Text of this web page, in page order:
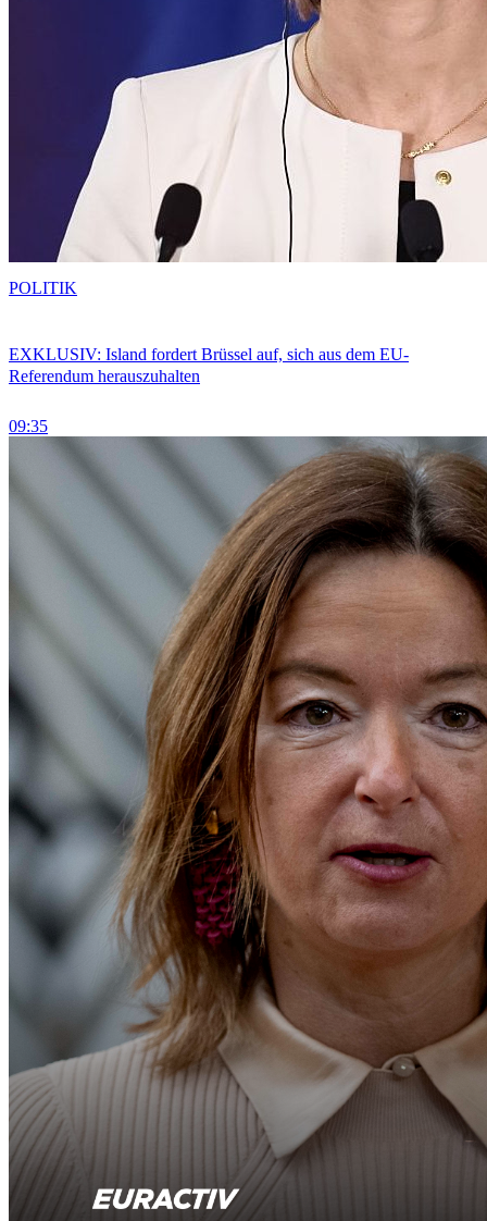
EXKLUSIV: Island fordert Brüssel auf, sich aus dem EU-
Referendum herauszuhalten
09:35
POLITIK